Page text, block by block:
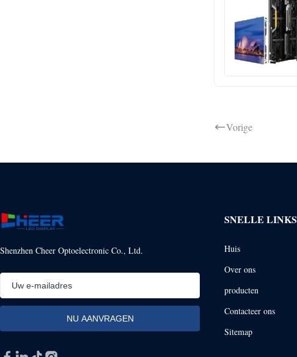
Vorige
Shenzhen Cheer Optoelectronic Co., Ltd.
SNELLE LINKS
Huis
Over ons
producten
Contacteer ons
Sitemap